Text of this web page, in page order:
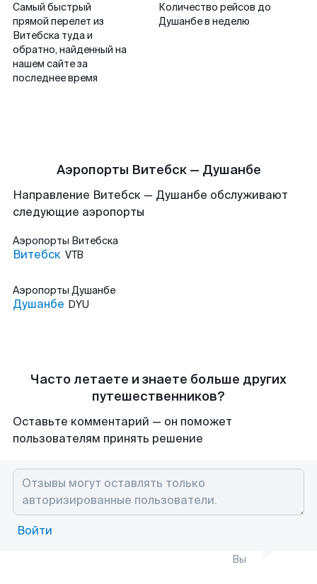
Самый быстрый
прямой перелет из
Витебска туда и
обратно, найденный на
нашем сайте за
последнее время
Количество рейсов до
Душанбе в неделю
Аэропорты Витебск — Душанбе
Направление Витебск — Душанбе обслуживают
следующие аэропорты
Аэропорты Витебска
Витебск VTB
Аэропорты Душанбе
Душанбе DYU
Часто летаете и знаете больше других
путешественников?
Оставьте комментарий — он поможет
пользователям принять решение
Войти
Вы